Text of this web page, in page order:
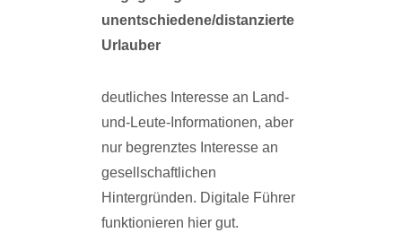
unentschiedene/distanzierte
Urlauber
deutliches Interesse an Land-
und-Leute-Informationen, aber
nur begrenztes Interesse an
gesellschaftlichen
Hintergründen. Digitale Führer
funktionieren hier gut.